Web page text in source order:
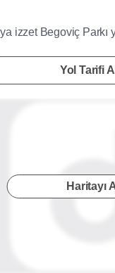
izzet Begoviç Parkı
Yol Tarifi Al
Haritayı